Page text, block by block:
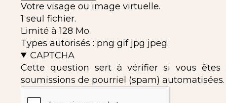
Votre visage ou image virtuelle.
1 seul fichier.
Limité à 128 Mo.
Types autorisés : png gif jpg jpeg.
CAPTCHA
Cette question sert à vérifier si vous
soumissions de pourriel (spam) automatisées.